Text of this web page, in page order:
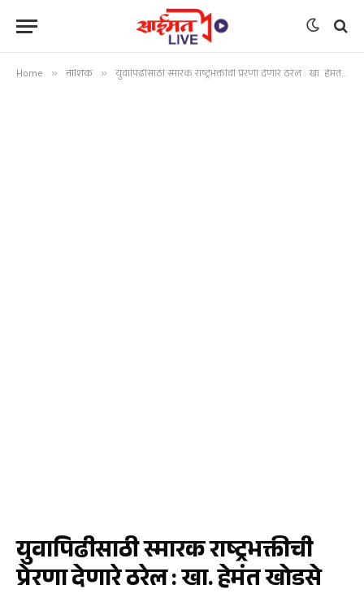
Home » नाशिक » युवापिढीसाठी स्मारक राष्ट्रभक्तीची प्रेरणा देणारे ठरेल : खा. हेमंत खोडसे
युवापिढीसाठी स्मारक राष्ट्रभक्तीची
प्रेरणा देणारे ठरेल : खा. हेमंत खोडसे